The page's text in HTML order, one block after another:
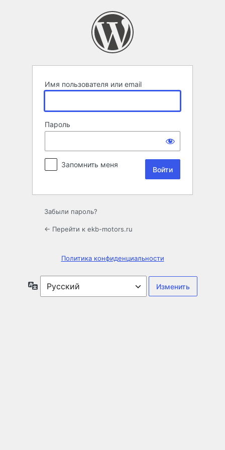
Имя пользователя или email
Пароль
Запомнить меня
Забыли пароль?
← Перейти к ekb-motors.ru
Политика конфиденциальности
Язык